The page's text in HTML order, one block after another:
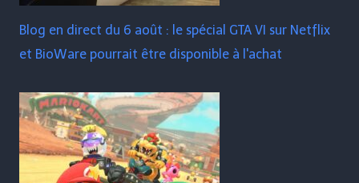
Blog en direct du 6 août : le spécial GTA VI sur Netflix
et BioWare pourrait être disponible à l'achat